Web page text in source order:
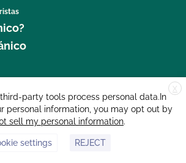
X
party tools process personal data.In
personal information, you may opt out by
sell my personal information.
settings REJECT